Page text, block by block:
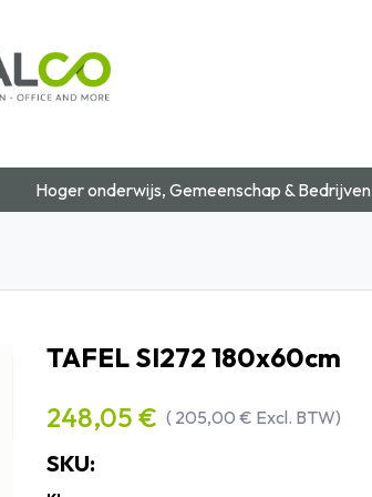
Hoger onderwijs, Gemeenschap & Bedrijven
TAFEL SI272 180x60cm
248,05 € ( 205,00 € Excl. BTW)
SKU: